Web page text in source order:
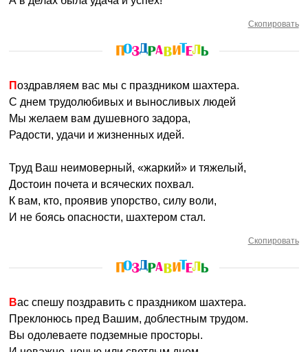
Скопировать
Поздравляем вас мы с праздником шахтера.
С днем трудолюбивых и выносливых людей
Мы желаем вам душевного задора,
Радости, удачи и жизненных идей.
Труд Ваш неимоверный, «жаркий» и тяжелый,
Достоин почета и всяческих похвал.
К вам, кто, проявив упорство, силу воли,
И не боясь опасности, шахтером стал.
Скопировать
Вас спешу поздравить с праздником шахтера.
Преклонюсь пред Вашим, доблестным трудом.
Вы одолеваете подземные просторы.